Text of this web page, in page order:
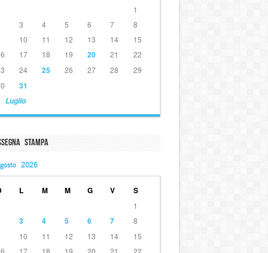
Luglio
1
3 4 5 6 7
8
10 11 12 13 14
15
17 18 19 20 21
22
24 25 26 27 28
29
31
Stampa
2026
L M M G V S
1
3 4 5 6 7
8
10 11 12 13 14
15
17 18 19 20 21 22